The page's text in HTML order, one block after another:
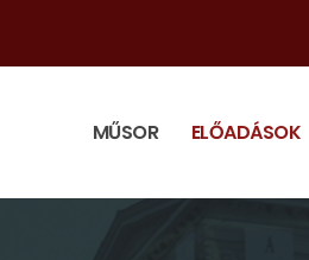
MŰSOR ELŐADÁSOK